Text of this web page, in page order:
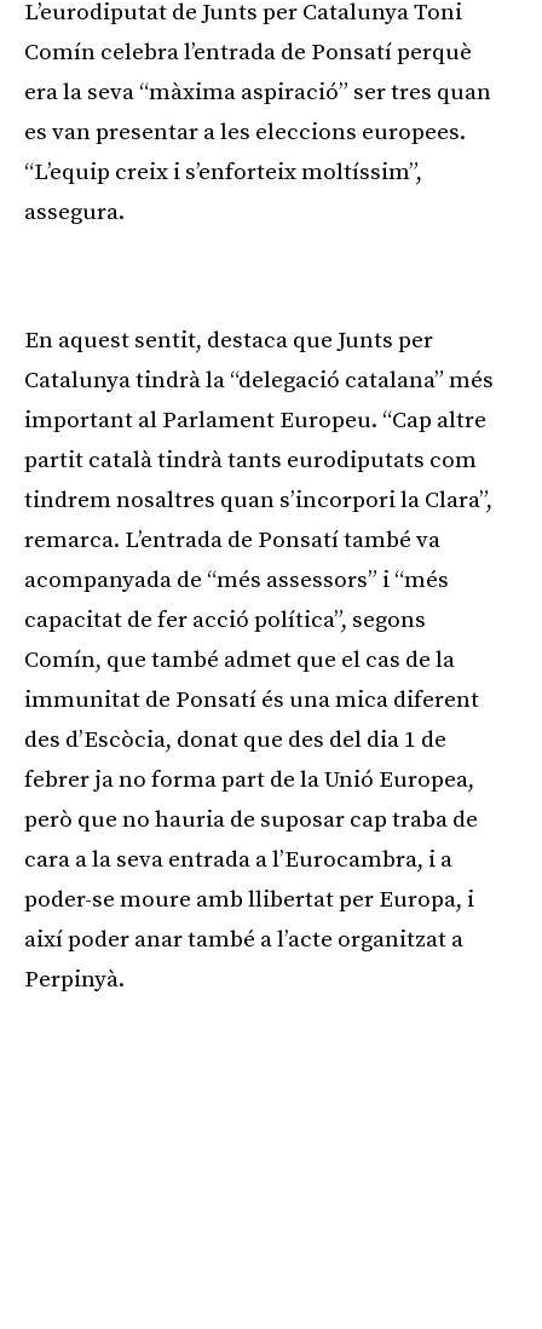
L’eurodiputat de Junts per Catalunya Toni
Comín celebra l’entrada de Ponsatí perquè
era la seva “màxima aspiració” ser tres quan
es van presentar a les eleccions europees.
“L’equip creix i s’enforteix moltíssim”,
assegura.
En aquest sentit, destaca que Junts per
Catalunya tindrà la “delegació catalana” més
important al Parlament Europeu. “Cap altre
partit català tindrà tants eurodiputats com
tindrem nosaltres quan s’incorpori la Clara”,
remarca. L’entrada de Ponsatí també va
acompanyada de “més assessors” i “més
capacitat de fer acció política”, segons
Comín, que també admet que el cas de la
immunitat de Ponsatí és una mica diferent
des d’Escòcia, donat que des del dia 1 de
febrer ja no forma part de la Unió Europea,
però que no hauria de suposar cap traba de
cara a la seva entrada a l’Eurocambra, i a
poder-se moure amb llibertat per Europa, i
així poder anar també a l’acte organitzat a
Perpinyà.